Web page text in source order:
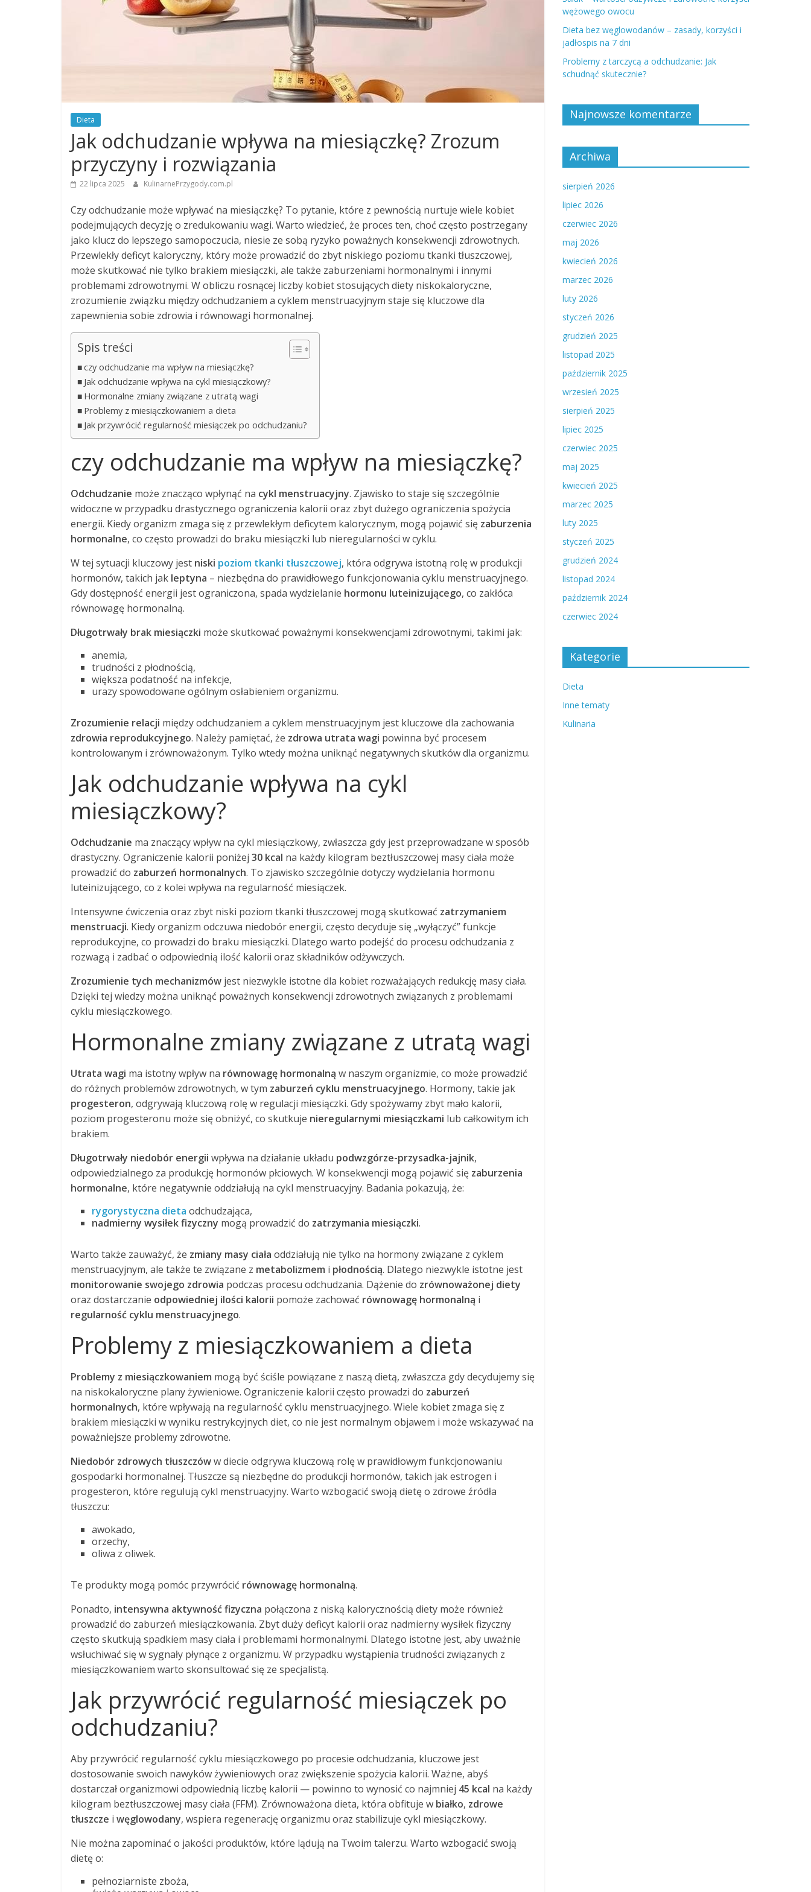
Dieta
Jak odchudzanie wpływa na miesiączkę? Zrozum
przyczyny i rozwiązania
22 lipca 2025 KulinarnePrzygody.com.pl
Czy odchudzanie może wpływać na miesiączkę? To pytanie, które z pewnością nurtuje wiele kobiet
podejmujących decyzję o zredukowaniu wagi. Warto wiedzieć, że proces ten, choć często postrzegany
jako klucz do lepszego samopoczucia, niesie ze sobą ryzyko poważnych konsekwencji zdrowotnych.
Przewlekły deficyt kaloryczny, który może prowadzić do zbyt niskiego poziomu tkanki tłuszczowej,
może skutkować nie tylko brakiem miesiączki, ale także zaburzeniami hormonalnymi i innymi
problemami zdrowotnymi. W obliczu rosnącej liczby kobiet stosujących diety niskokaloryczne,
zrozumienie związku między odchudzaniem a cyklem menstruacyjnym staje się kluczowe dla
zapewnienia sobie zdrowia i równowagi hormonalnej.
Spis treści
czy odchudzanie ma wpływ na miesiączkę?
Jak odchudzanie wpływa na cykl miesiączkowy?
Hormonalne zmiany związane z utratą wagi
Problemy z miesiączkowaniem a dieta
Jak przywrócić regularność miesiączek po odchudzaniu?
czy odchudzanie ma wpływ na miesiączkę?
Odchudzanie może znacząco wpłynąć na cykl menstruacyjny. Zjawisko to staje się szczególnie
widoczne w przypadku drastycznego ograniczenia kalorii oraz zbyt dużego ograniczenia spożycia
energii. Kiedy organizm zmaga się z przewlekłym deficytem kalorycznym, mogą pojawić się zaburzenia
hormonalne, co często prowadzi do braku miesiączki lub nieregularności w cyklu.
W tej sytuacji kluczowy jest niski poziom tkanki tłuszczowej, która odgrywa istotną rolę w produkcji
hormonów, takich jak leptyna – niezbędna do prawidłowego funkcjonowania cyklu menstruacyjnego.
Gdy dostępność energii jest ograniczona, spada wydzielanie hormonu luteinizującego, co zakłóca
równowagę hormonalną.
Długotrwały brak miesiączki może skutkować poważnymi konsekwencjami zdrowotnymi, takimi jak:
anemia,
trudności z płodnością,
większa podatność na infekcje,
urazy spowodowane ogólnym osłabieniem organizmu.
Zrozumienie relacji między odchudzaniem a cyklem menstruacyjnym jest kluczowe dla zachowania
zdrowia reprodukcyjnego. Należy pamiętać, że zdrowa utrata wagi powinna być procesem
kontrolowanym i zrównoważonym. Tylko wtedy można uniknąć negatywnych skutków dla organizmu.
Jak odchudzanie wpływa na cykl
miesiączkowy?
Odchudzanie ma znaczący wpływ na cykl miesiączkowy, zwłaszcza gdy jest przeprowadzane w sposób
drastyczny. Ograniczenie kalorii poniżej 30 kcal na każdy kilogram beztłuszczowej masy ciała może
prowadzić do zaburzeń hormonalnych. To zjawisko szczególnie dotyczy wydzielania hormonu
luteinizującego, co z kolei wpływa na regularność miesiączek.
Intensywne ćwiczenia oraz zbyt niski poziom tkanki tłuszczowej mogą skutkować zatrzymaniem
menstruacji. Kiedy organizm odczuwa niedobór energii, często decyduje się „wyłączyć” funkcje
reprodukcyjne, co prowadzi do braku miesiączki. Dlatego warto podejść do procesu odchudzania z
rozwagą i zadbać o odpowiednią ilość kalorii oraz składników odżywczych.
Zrozumienie tych mechanizmów jest niezwykle istotne dla kobiet rozważających redukcję masy ciała.
Dzięki tej wiedzy można uniknąć poważnych konsekwencji zdrowotnych związanych z problemami
cyklu miesiączkowego.
Hormonalne zmiany związane z utratą wagi
Utrata wagi ma istotny wpływ na równowagę hormonalną w naszym organizmie, co może prowadzić
do różnych problemów zdrowotnych, w tym zaburzeń cyklu menstruacyjnego. Hormony, takie jak
progesteron, odgrywają kluczową rolę w regulacji miesiączki. Gdy spożywamy zbyt mało kalorii,
poziom progesteronu może się obniżyć, co skutkuje nieregularnymi miesiączkami lub całkowitym ich
brakiem.
Długotrwały niedobór energii wpływa na działanie układu podwzgórze-przysadka-jajnik,
odpowiedzialnego za produkcję hormonów płciowych. W konsekwencji mogą pojawić się zaburzenia
hormonalne, które negatywnie oddziałują na cykl menstruacyjny. Badania pokazują, że:
rygorystyczna dieta odchudzająca,
nadmierny wysiłek fizyczny mogą prowadzić do zatrzymania miesiączki.
Warto także zauważyć, że zmiany masy ciała oddziałują nie tylko na hormony związane z cyklem
menstruacyjnym, ale także te związane z metabolizmem i płodnością. Dlatego niezwykle istotne jest
monitorowanie swojego zdrowia podczas procesu odchudzania. Dążenie do zrównoważonej diety
oraz dostarczanie odpowiedniej ilości kalorii pomoże zachować równowagę hormonalną i
regularność cyklu menstruacyjnego.
Problemy z miesiączkowaniem a dieta
Problemy z miesiączkowaniem mogą być ściśle powiązane z naszą dietą, zwłaszcza gdy decydujemy się
na niskokaloryczne plany żywieniowe. Ograniczenie kalorii często prowadzi do zaburzeń
hormonalnych, które wpływają na regularność cyklu menstruacyjnego. Wiele kobiet zmaga się z
brakiem miesiączki w wyniku restrykcyjnych diet, co nie jest normalnym objawem i może wskazywać na
poważniejsze problemy zdrowotne.
Niedobór zdrowych tłuszczóww diecie odgrywa kluczową rolę w prawidłowym funkcjonowaniu
gospodarki hormonalnej. Tłuszcze są niezbędne do produkcji hormonów, takich jak estrogen i
progesteron, które regulują cykl menstruacyjny. Warto wzbogacić swoją dietę o zdrowe źródła
tłuszczu:
awokado,
orzechy,
oliwa z oliwek.
Te produkty mogą pomóc przywrócić równowagę hormonalną.
Ponadto, intensywna aktywność fizyczna połączona z niską kalorycznością diety może również
prowadzić do zaburzeń miesiączkowania. Zbyt duży deficyt kalorii oraz nadmierny wysiłek fizyczny
często skutkują spadkiem masy ciała i problemami hormonalnymi. Dlatego istotne jest, aby uważnie
wsłuchiwać się w sygnały płynące z organizmu. W przypadku wystąpienia trudności związanych z
miesiączkowaniem warto skonsultować się ze specjalistą.
Jak przywrócić regularność miesiączek po
odchudzaniu?
Aby przywrócić regularność cyklu miesiączkowego po procesie odchudzania, kluczowe jest
dostosowanie swoich nawyków żywieniowych oraz zwiększenie spożycia kalorii. Ważne, abyś
dostarczał organizmowi odpowiednią liczbę kalorii — powinno to wynosić co najmniej 45 kcal na każdy
kilogram beztłuszczowej masy ciała (FFM). Zrównoważona dieta, która obfituje w białko, zdrowe
tłuszcze i węglowodany, wspiera regenerację organizmu oraz stabilizuje cykl miesiączkowy.
Nie można zapominać o jakości produktów, które lądują na Twoim talerzu. Warto wzbogacić swoją
dietę o:
pełnoziarniste zboża,
wężowego owocu
Dieta bez węglowodanów – zasady, korzyści i
jadłospis na 7 dni
Problemy z tarczycą a odchudzanie: Jak
schudnąć skutecznie?
Najnowsze komentarze
Archiwa
sierpień 2026
lipiec 2026
czerwiec 2026
maj 2026
kwiecień 2026
marzec 2026
luty 2026
styczeń 2026
grudzień 2025
listopad 2025
październik 2025
wrzesień 2025
sierpień 2025
lipiec 2025
czerwiec 2025
maj 2025
kwiecień 2025
marzec 2025
luty 2025
styczeń 2025
grudzień 2024
listopad 2024
październik 2024
czerwiec 2024
Kategorie
Dieta
Inne tematy
Kulinaria